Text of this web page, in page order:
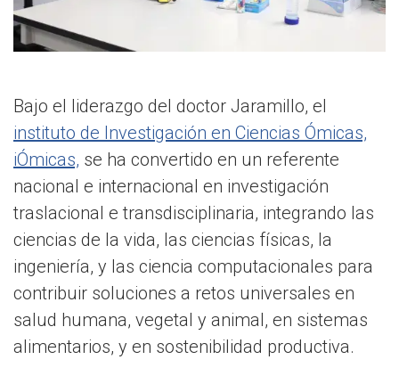
Bajo el liderazgo del doctor Jaramillo, el
instituto de Investigación en Ciencias Ómicas,
iÓmicas, se ha convertido en un referente
nacional e internacional en investigación
traslacional e transdisciplinaria, integrando las
ciencias de la vida, las ciencias físicas, la
ingeniería, y las ciencia computacionales para
contribuir soluciones a retos universales en
salud humana, vegetal y animal, en sistemas
alimentarios, y en sostenibilidad productiva.